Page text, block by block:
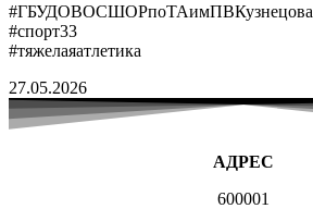
#ГБУДОВОСШОРпоТАимПВКузнецова
#спорт33
#тяжелаяатлетика
27.05.2026
АДРЕС
600001